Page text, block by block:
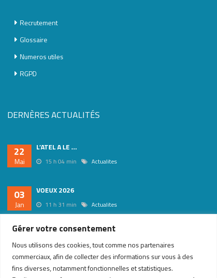
Gérer votre consentement
Nous utilisons des cookies, tout comme nos partenaires
commerciaux, afin de collecter des informations sur vous à des
fins diverses, notamment fonctionnelles et statistiques.
Recrutement
Glossaire
Numeros utiles
RGPD
DERNÈRES ACTUALITÉS
22
Mai
L’ATEL A LE ...
15 h 04 min Actualites
03
Jan
VOEUX 2026
11 h 31 min Actualites
Juil
REFORME RELATIVE AUX ...
17 h 04 min Actualites Veille juridique